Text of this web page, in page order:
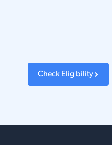
Check Eligibility